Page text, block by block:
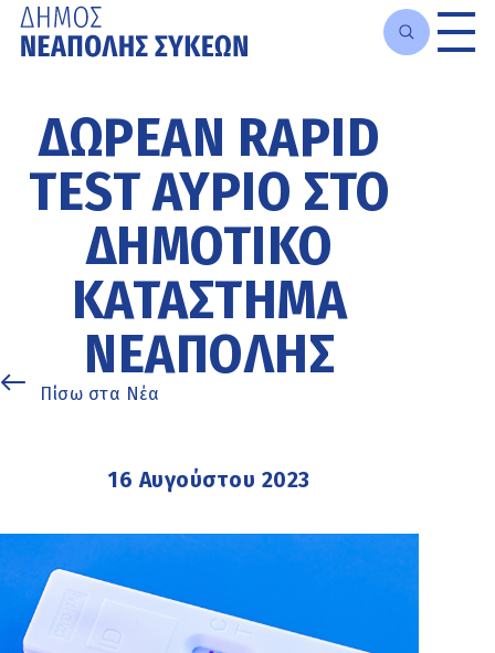
κυρίως
περιεχόμενο
ΔΩΡΕΆΝ RAPID
TEST ΑΎΡΙΟ ΣΤΟ
ΔΗΜΟΤΙΚΌ
ΚΑΤΆΣΤΗΜΑ
ΝΕΆΠΟΛΗΣ
Πίσω στα Νέα
16 Αυγούστου 2023